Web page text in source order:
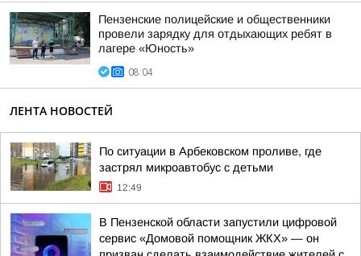
Пензенские полицейские и общественники
провели зарядку для отдыхающих ребят в
лагере «Юность»
08:04
ЛЕНТА НОВОСТЕЙ
По ситуации в Арбековском проливе, где
застрял микроавтобус с детьми
12:49
В Пензенской области запустили цифровой
сервис «Домовой помощник ЖКХ» — он